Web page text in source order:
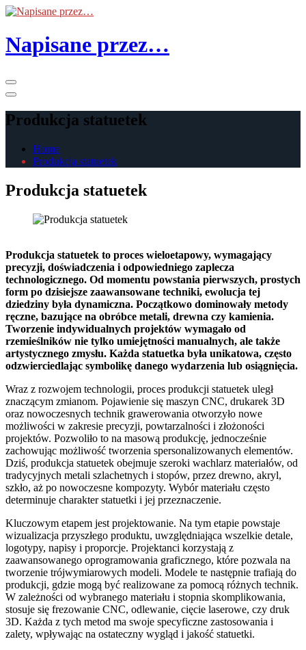
Skip
the
content
Napisane przez…
Produkcja statuetek
Home
Produkcja statuetek
Produkcja statuetek
Produkcja statuetek to proces wieloetapowy, wymagający
precyzji, doświadczenia i odpowiedniego zaplecza
technologicznego. Od momentu powstania pierwszych, prostych
form po dzisiejsze zaawansowane techniki, ewolucja tej
dziedziny była dynamiczna. Początkowo dominowały metody
ręczne, bazujące na obróbce metali, drewna czy kamienia.
Tworzenie indywidualnych projektów wymagało od
rzemieślników nie tylko umiejętności manualnych, ale także
artystycznego zmysłu. Każda statuetka była unikatowa, często
odzwierciedlając symbolikę danego wydarzenia lub osiągnięcia.
Wraz z rozwojem technologii, proces produkcji statuetek uległ
znaczącym zmianom. Pojawienie się maszyn CNC, drukarek 3D
oraz nowoczesnych technik grawerowania otworzyło nowe
możliwości w zakresie precyzji, powtarzalności i złożoności
projektów. Pozwoliło to na masową produkcję, jednocześnie
zachowując możliwość tworzenia spersonalizowanych elementów.
Dziś, produkcja statuetek obejmuje szeroki wachlarz materiałów, od
tradycyjnych metali szlachetnych i stopów, przez drewno, akryl,
szkło, aż po nowoczesne kompozyty. Wybór materiału często
determinuje charakter statuetki i jej przeznaczenie.
Kluczowym etapem jest projektowanie. Na tym etapie powstaje
wizualizacja przyszłego produktu, uwzględniająca wszelkie detale,
logotypy, napisy i proporcje. Projektanci korzystają z
zaawansowanego oprogramowania graficznego, które pozwala na
tworzenie trójwymiarowych modeli. Modele te następnie trafiają do
produkcji, gdzie mogą być realizowane za pomocą różnych technik.
W zależności od wybranego materiału i stopnia skomplikowania,
stosuje się frezowanie CNC, odlewanie, cięcie laserowe, czy druk
3D. Każda z tych metod ma swoje specyficzne zastosowania i
zalety, wpływając na ostateczny wygląd i jakość statuetki.